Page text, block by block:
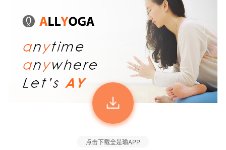
点击下载全是瑜APP